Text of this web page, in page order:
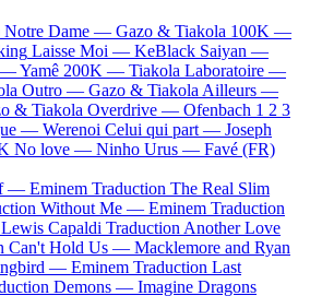
Notre Dame — Gazo & Tiakola 100K —
Laisse Moi — KeBlack Saiyan —
—Yamê 200K — Tiakola Laboratoire —
Outro — Gazo & Tiakola Ailleurs —
& Tiakola Overdrive — Ofenbach 1 2 3
— Werenoi Celui qui part — Joseph
No love — Ninho Urus — Favé (FR)
— Eminem Traduction The Real Slim
Without Me — Eminem Traduction
Lewis Capaldi Traduction Another Love
Can't Hold Us — Macklemore and Ryan
— Eminem Traduction Last
Demons — Imagine Dragons